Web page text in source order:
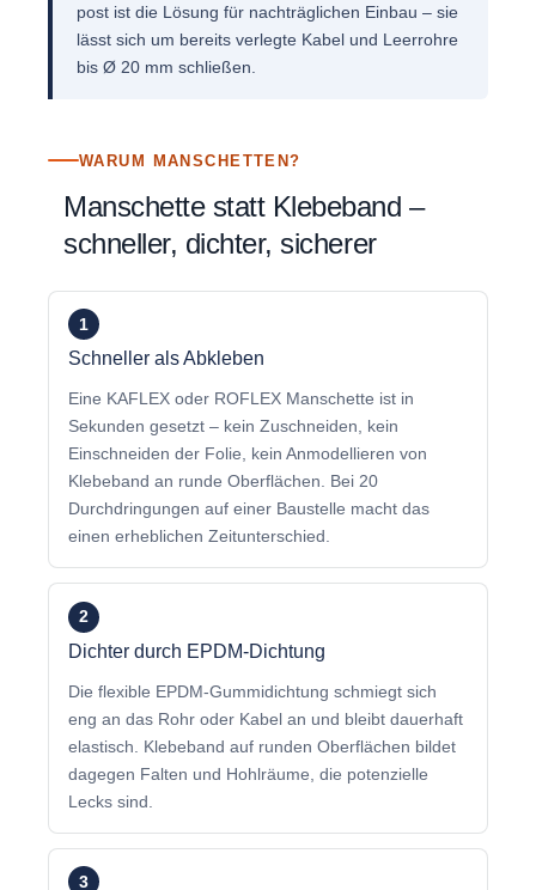
post ist die Lösung für nachträglichen Einbau – sie
lässt sich um bereits verlegte Kabel und Leerrohre
bis Ø 20 mm schließen.
WARUM MANSCHETTEN?
Manschette statt Klebeband –
schneller, dichter, sicherer
1
Schneller als Abkleben
Eine KAFLEX oder ROFLEX Manschette ist in
Sekunden gesetzt – kein Zuschneiden, kein
Einschneiden der Folie, kein Anmodellieren von
Klebeband an runde Oberflächen. Bei 20
Durchdringungen auf einer Baustelle macht das
einen erheblichen Zeitunterschied.
2
Dichter durch EPDM-Dichtung
Die flexible EPDM-Gummidichtung schmiegt sich
eng an das Rohr oder Kabel an und bleibt dauerhaft
elastisch. Klebeband auf runden Oberflächen bildet
dagegen Falten und Hohlräume, die potenzielle
Lecks sind.
3